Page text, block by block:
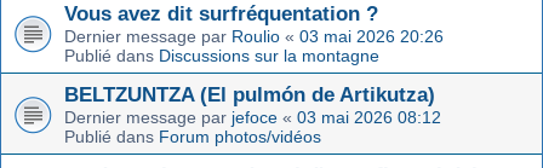
Vous avez dit surfréquentation ?
Dernier message par Roulio « 03 mai 2026 20:26
Publié dans Discussions sur la montagne
BELTZUNTZA (El pulmón de Artikutza)
Dernier message par jefoce « 03 mai 2026 08:12
Publié dans Forum photos/vidéos